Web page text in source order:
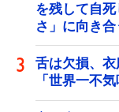
を残して自
さ」に向き
舌は欠損、
「世界一不